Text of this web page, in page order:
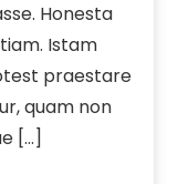
Honesta
Istam
praestare
quam non
[…]